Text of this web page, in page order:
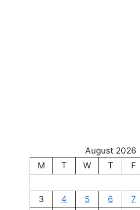
August 2026
M
T W T F
3
4 5 6 7